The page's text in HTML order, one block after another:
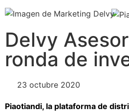
Delvy
ronda de
23 octubre 2020
Piaotiandi, la plataforma de